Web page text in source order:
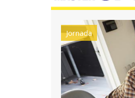
Jornada